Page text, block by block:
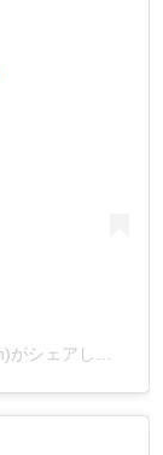
OKA FACTORY 岡製作所(@oka_factory.japan)がシェアした投稿